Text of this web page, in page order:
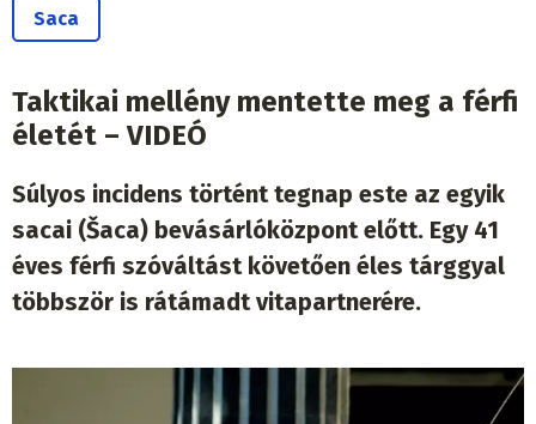
Saca
Taktikai mellény mentette meg a férfi
életét – VIDEÓ
Súlyos incidens történt tegnap este az egyik
sacai (Šaca) bevásárlóközpont előtt. Egy 41
éves férfi szóváltást követően éles tárggyal
többször is rátámadt vitapartnerére.